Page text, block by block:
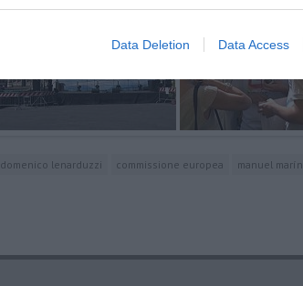
Data Deletion Data Access
domenico lenarduzzi commissione europea manuel marín